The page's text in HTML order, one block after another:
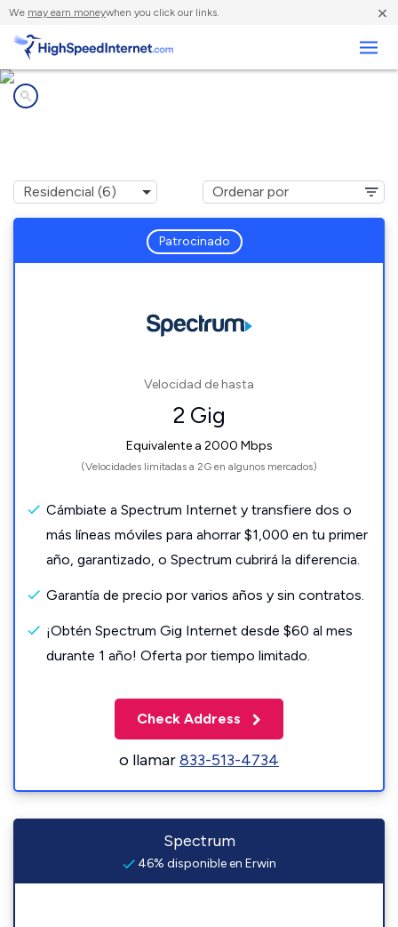
We may earn moneywhen you click our links. ×
Patrocinado
Velocidad de hasta
2 Gig
Equivalente a 2000 Mbps
(Velocidades limitadas a 2G en algunos mercados)
Cámbiate a Spectrum Internet y transfiere dos o
más líneas móviles para ahorrar $1,000 en tu primer
año, garantizado, o Spectrum cubrirá la diferencia.
Garantía de precio por varios años y sin contratos.
¡Obtén Spectrum Gig Internet desde $60 al mes
durante 1 año! Oferta por tiempo limitado.
Check Address
o llamar833-513-4734
Spectrum
46% disponible en Erwin